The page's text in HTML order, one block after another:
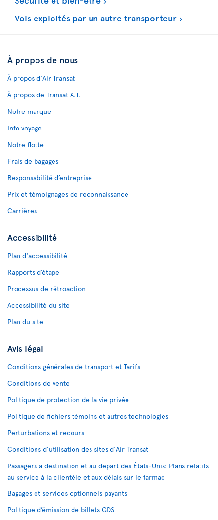
Vols exploités par un autre transporteur
À propos de nous
À propos d'Air Transat
À propos de Transat A.T.
Notre marque
Info voyage
Notre flotte
Frais de bagages
Responsabilité d’entreprise
Prix et témoignages de reconnaissance
Carrières
Accessibilité
Plan d'accessibilité
Rapports d’étape
Processus de rétroaction
Accessibilité du site
Plan du site
Avis légal
Conditions générales de transport et Tarifs
Conditions de vente
Politique de protection de la vie privée
Politique de fichiers témoins et autres technologies
Perturbations et recours
Conditions d’utilisation des sites d'Air Transat
Passagers à destination et au départ des États-Unis: Plans relatifs
au service à la clientèle et aux délais sur le tarmac
Bagages et services optionnels payants
Politique d’émission de billets GDS